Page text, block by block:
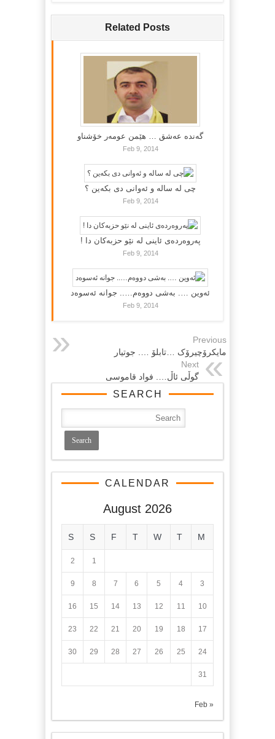
Related Posts
گه‌نده‌ عه‌شق … هێمن عومه‌ر خۆشناو
Feb 9, 2014
چی لە سالە و ئەوانی دی بكەین ؟
Feb 9, 2014
پەروەردەی ئاینی لە نێو حزبەکان دا !
Feb 9, 2014
ئەوین …. بەشی دووەم….. جوانە ئەسوەد
Feb 9, 2014
Previous
مایکرۆچیرۆک …تابلۆ …. جوتیار
Next
گوڵی ئاڵ…. فواد قاموسی
SEARCH
CALENDAR
August 2026
M
T
W
T
F
S
S
1
2
3
4
5
6
7
8
9
10
11
12
13
14
15
16
17
18
19
20
21
22
23
24
25
26
27
28
29
30
31
« Feb